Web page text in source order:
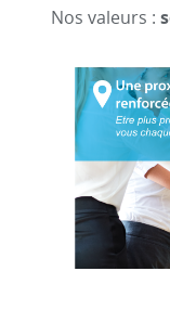
Nos valeurs :